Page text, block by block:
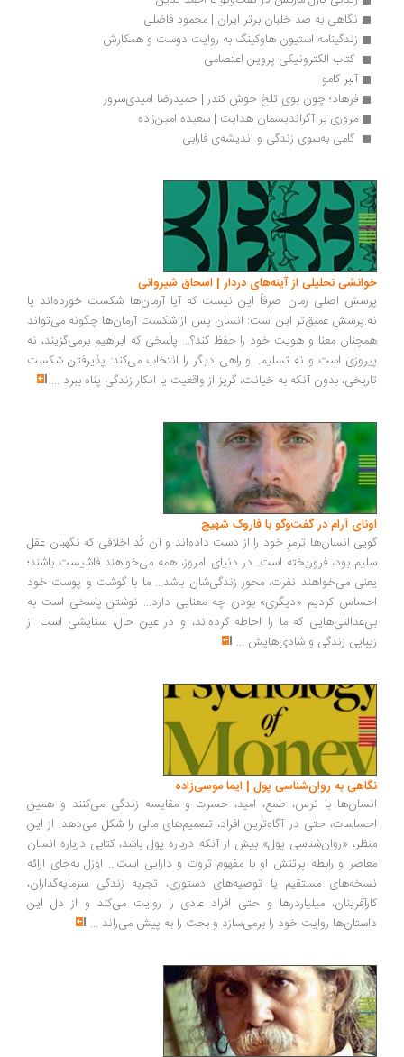
نگاهی به صد خلبان برتر ایران | محمود فاضلی
زندگینامه استیون هاوکینگ به روایت دوست و همکارش
کتاب الکترونیکی پروین اعتصامی
آلبر کامو
فرهاد؛ چون بوی تلخ خوش کندر | حمیدرضا امیدی‌سرور
مروری بر آگراندیسمان هدایت | سعیده امین‌زاده
گامی به‌سوی زندگی و اندیشه‌ی فارابی
تحلیلی از آینه‌های دردار | اسحاق شیروانی
اصلی رمان صرفاً این نیست که آیا آرمان‌ها شکست خورده‌اند یا
عمیق‌تر این است: انسان پس از شکست آرمان‌ها چگونه می‌تواند
معنا و هویت خود را حفظ کند؟... پاسخی که ابراهیم برمی‌گزیند، نه
است و نه تسلیم. او راهی دیگر را انتخاب می‌کند: پذیرفتن شکست
بدون آنکه به خیانت، گریز از واقعیت یا انکار زندگی پناه ببرد...
آرام در گفت‌وگو با فاروک شهیچ‭
انسان‌ها ترمزِ خود را از دست داده‌اند و آن کُدِ اخلاقی که نگهبان عقل
بود، فروریخته است. در دنیای امروز، همه می‌خواهند فاشیست باشند؛
می‌خواهند نفرت، محورِ زندگی‌شان باشد... ما با گوشت و پوست خود
کردیم «دیگری» بودن چه معنایی دارد... نوشتن پاسخی است به
که ما را احاطه کرده‌اند، و در عین حال، ستایشی است از
زندگی و شادی‌هایش...
به روان‌شناسی پول | ایما موسی‌زاده
با ترس، طمع، امید، حسرت و مقایسه زندگی می‌کنند و همین
حتی در آگاه‌ترین افراد، تصمیم‌های مالی را شکل می‌دهد. از این
«روان‌شناسی پول» بیش از آنکه درباره پول باشد، کتابی درباره انسان
و رابطه پرتنش او با مفهوم ثروت و دارایی است... اوزل به‌جای ارائه
مستقیم یا توصیه‌های دستوری، تجربه زندگی سرمایه‌گذاران،
میلیاردرها و حتی افراد عادی را روایت می‌کند و از دل این
روایت خود را برمی‌سازد و بحث را به پیش می‌راند ...